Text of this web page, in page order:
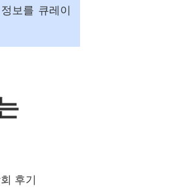
보를 큐레이
후기